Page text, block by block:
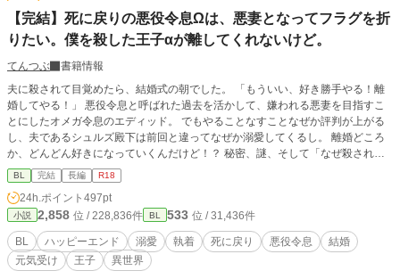
【完結】死に戻りの悪役令息Ωは、悪妻となってフラグを折
りたい。僕を殺した王子αが離してくれないけど。
てんつぶ
書籍情報
夫に殺されて目覚めたら、結婚式の朝でした。 「もういい、好き勝手やる！離
婚してやる！」 悪役令息と呼ばれた過去を活かして、嫌われる悪妻を目指すこ
とにしたオメガ令息のエディッド。 でもやることなすことなぜか評判が上がる
し、夫であるシュルズ殿下は前回と違ってなぜか溺愛してくるし。 離婚どころ
か、どんどん好きになっていくんだけど！？ 秘密、謎、そして「なぜ殺された
のか」という問いの答えとは。 笑えて泣けてドキドキする、死に戻り×勘違い溺
BL 完結 長編 R18
24h.ポイント 497pt
小説 2,858 位 / 228,836件 BL 533 位 / 31,436件
BL ハッピーエンド 溺愛 執着 死に戻り 悪役令息
結婚
元気受け
王子 異世界